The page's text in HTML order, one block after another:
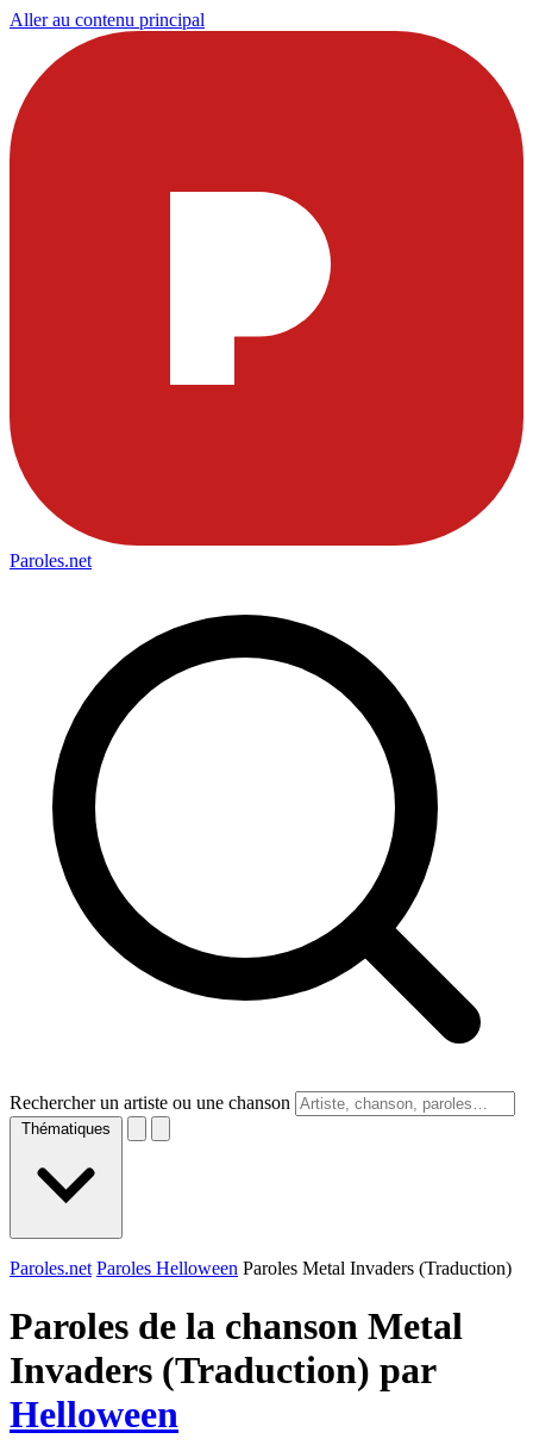
Aller au contenu principal
Paroles.net
Rechercher un artiste ou une chanson
Thématiques
Paroles.net Paroles Helloween Paroles Metal Invaders (Traduction)
Paroles de la chanson Metal
Invaders (Traduction) par
Helloween